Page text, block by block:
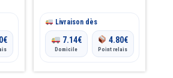
€
Livraison dès
7.14€
Domicile
4.80€
Point relais